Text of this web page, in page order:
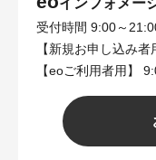
インフォメー
受付時間 9:00～
【新規お申し込み
【eoご利用者用】